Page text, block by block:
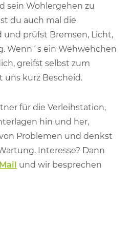
sein Wohlergehen zu
du auch mal die
und prüfst Bremsen, Licht,
Wenn´s ein Wehwehchen
greifst selbst zum
uns kurz Bescheid.
für die Verleihstation,
hin und her,
Problemen und denkst
Interesse? Dann
und wir besprechen